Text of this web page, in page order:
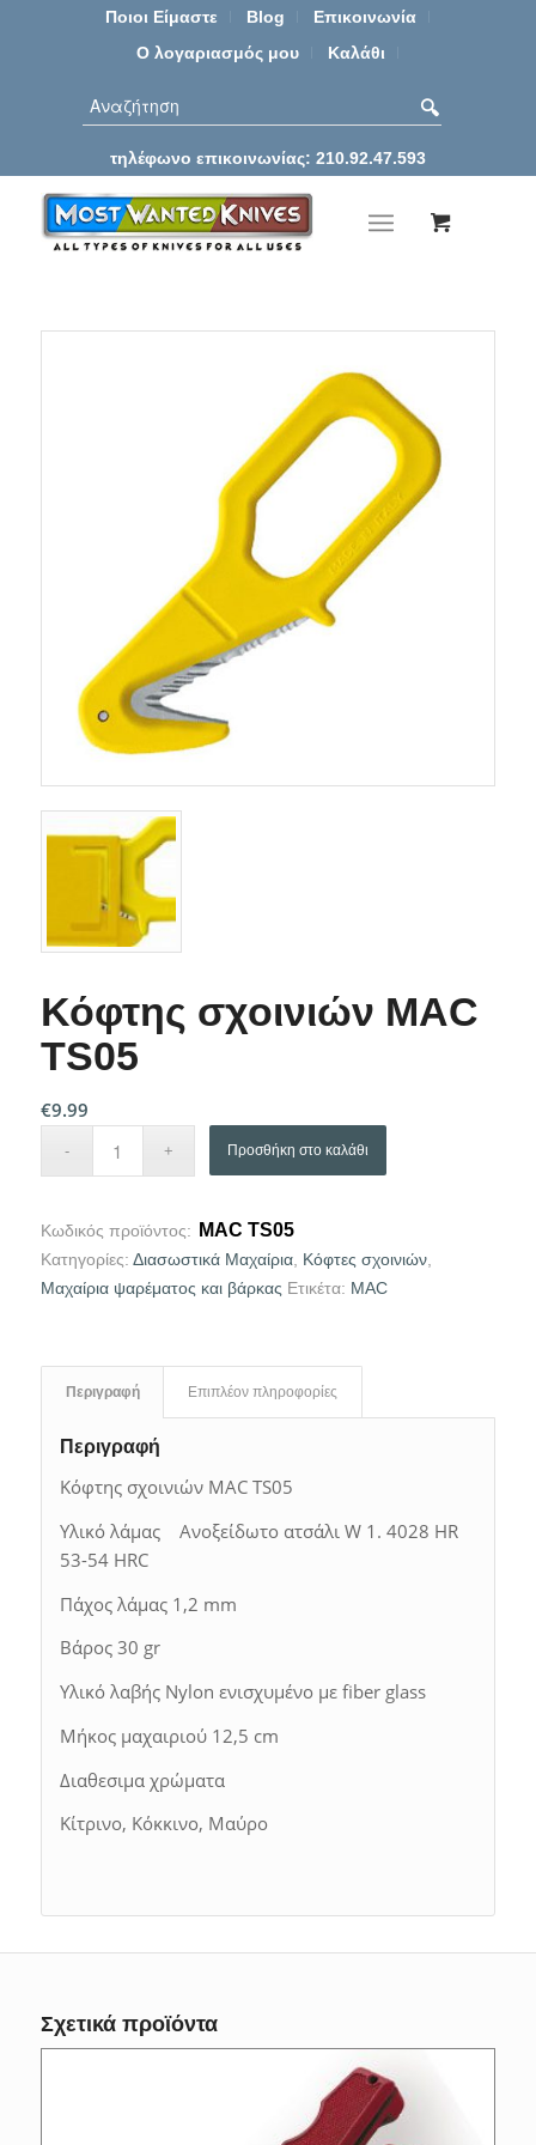
Ποιοι Είμαστε Blog
Επικοινωνία
Ο λογαριασμός μου
Καλάθι
τηλέφωνο επικοινωνίας: 210.92.47.593
Κόφτης σχοινιών MAC
TS05
€9.99
Προσθήκη στο καλάθι
Κωδικός προϊόντος: MAC TS05
Κατηγορίες: Διασωστικά Μαχαίρια, Κόφτες σχοινιών,
Μαχαίρια ψαρέματος και βάρκας Ετικέτα: MAC
Περιγραφή Επιπλέον πληροφορίες
Περιγραφή
Κόφτης σχοινιών MAC TS05
Υλικό λάμας Ανοξείδωτο ατσάλι W 1. 4028 HR
53-54 HRC
Πάχος λάμας 1,2 mm
Βάρος 30 gr
Υλικό λαβής Nylon ενισχυμένο με fiber glass
Μήκος μαχαιριού 12,5 cm
Διαθεσιμα χρώματα
Κίτρινο, Κόκκινο, Μαύρο
Σχετικά προϊόντα